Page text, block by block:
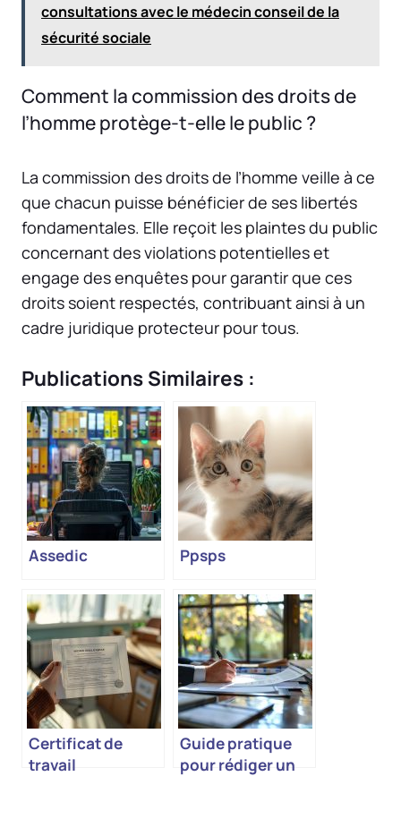
consultations avec le médecin conseil de la
sécurité sociale
Comment la commission des droits de
l’homme protège-t-elle le public ?
La commission des droits de l’homme veille à ce
que chacun puisse bénéficier de ses libertés
fondamentales. Elle reçoit les plaintes du public
concernant des violations potentielles et
engage des enquêtes pour garantir que ces
droits soient respectés, contribuant ainsi à un
cadre juridique protecteur pour tous.
Publications Similaires :
Assedic Ppsps
Certificat de
travail
Guide pratique
pour rédiger un